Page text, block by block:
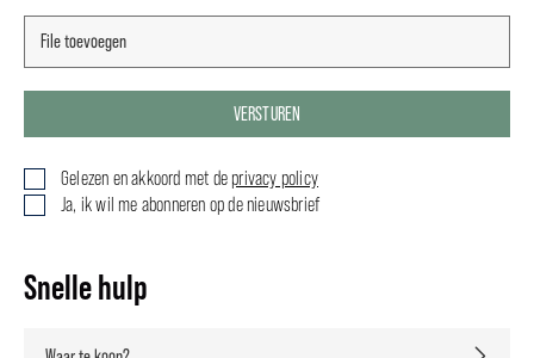
VERSTUREN
Gelezen en akkoord met de privacy policy
Ja, ik wil me abonneren op de nieuwsbrief
Snelle hulp